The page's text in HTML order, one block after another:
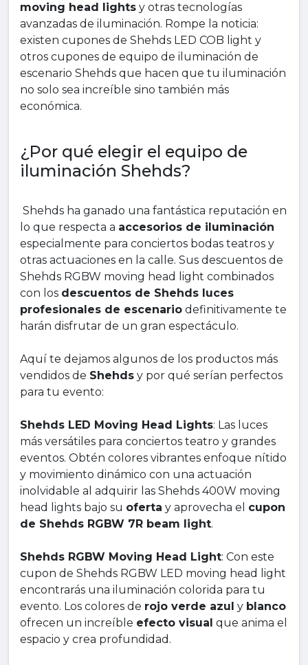
moving head lights y otras tecnologías
avanzadas de iluminación. Rompe la noticia:
existen cupones de Shehds LED COB light y
otros cupones de equipo de iluminación de
escenario Shehds que hacen que tu iluminación
no solo sea increíble sino también más
económica.
¿Por qué elegir el equipo de
iluminación Shehds?
Shehds ha ganado una fantástica reputación en
lo que respecta a accesorios de iluminación
especialmente para conciertos bodas teatros y
otras actuaciones en la calle. Sus descuentos de
Shehds RGBW moving head light combinados
con los descuentos de Shehds luces
profesionales de escenario definitivamente te
harán disfrutar de un gran espectáculo.
Aquí te dejamos algunos de los productos más
vendidos de Shehds y por qué serían perfectos
para tu evento:
Shehds LED Moving Head Lights: Las luces
más versátiles para conciertos teatro y grandes
eventos. Obtén colores vibrantes enfoque nítido
y movimiento dinámico con una actuación
inolvidable al adquirir las Shehds 400W moving
head lights bajo su oferta y aprovecha el cupon
de Shehds RGBW 7R beam light.
Shehds RGBW Moving Head Light: Con este
cupon de Shehds RGBW LED moving head light
encontrarás una iluminación colorida para tu
evento. Los colores de rojo verde azul y blanco
ofrecen un increíble efecto visual que anima el
espacio y crea profundidad.